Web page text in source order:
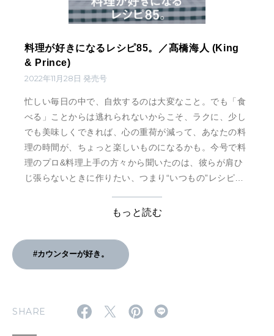
料理が好きになるレシピ85。／髙橋海人 (King
& Prince)
2022年11月28日 発売号
忙しい毎日の中で、自炊するのは大変なこと。でも「食
べる」ことからは逃れられないからこそ、ラクに、少し
でも美味しくできれば、心の重荷が減って、あなたの料
理の時間が、ちょっと楽しいものになるかも。今号で料
理のプロ&料理上手の方々から聞いたのは、彼らが肩ひ
じ張らないときに作りたい、つまり“いつもの”レシピで
る、そんなきっかけをこの一冊で見つけてみませんか。
もっと読む
#カウンターが好き。
SHARE